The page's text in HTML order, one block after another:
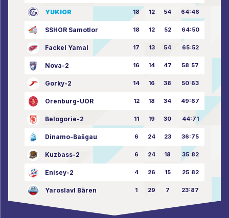
YUKIOR 18 12 54 64:46
SSHOR Samotlor 18 12 52 64:50
Fackel Yamal 17 13 54 65:52
Nova-2 16 14 47 58:57
Gorky-2 14 16 38 50:63
Orenburg-UOR 12 18 34 49:67
Belogorie-2 11 19 30 44:71
Dinamo-Bašgau 6 24 23 36:75
Kuzbass-2 6 24 18 35:82
Enisey-2 4 26 15 25:82
Yaroslavl Bären 1 29 7 23:87